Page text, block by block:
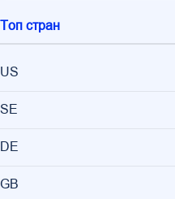
Топ стран
US
SE
DE
GB